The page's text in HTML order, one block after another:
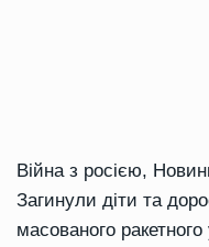
Війна з росією,
Загинули діти та
масованого